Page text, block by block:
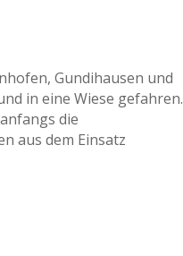
Gundihausen und
in eine Wiese gefahren.
die
aus dem Einsatz